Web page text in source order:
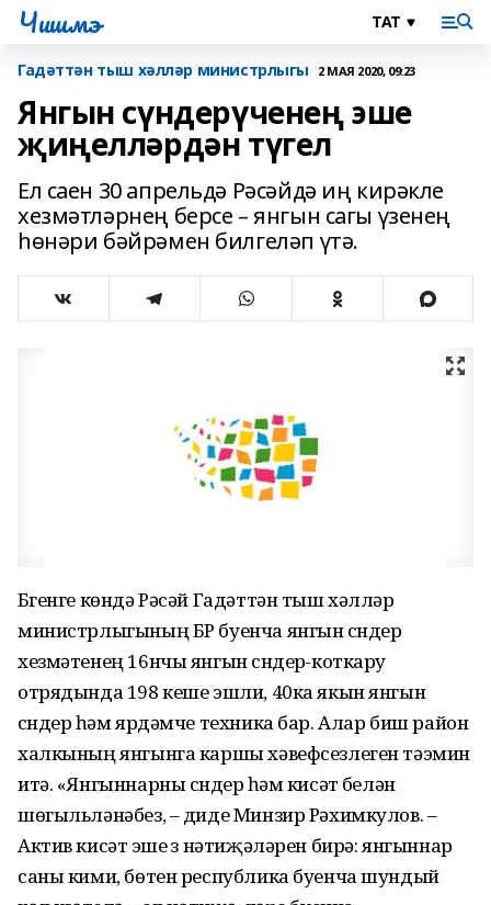
Чишмэ
Гадәттән тыш хәлләр министрлыгы 2 МАЯ 2020, 09:23
Янгын сүндерүченең эше
җиңелләрдән түгел
Ел саен 30 апрельдә Рәсәйдә иң кирәкле
хезмәтләрнең берсе – янгын сагы үзенең
һөнәри бәйрәмен билгеләп үтә.
Бүгенге көндә Рәсәй Гадәттән тыш хәлләр
министрлыгының БР буенча янгын сүндерү
хезмәтенең 16нчы янгын сүндерү-коткару
отрядында 198 кеше эшли, 40ка якын янгын
сүндерү һәм ярдәмче техника бар. Алар биш район
халкының янгынга каршы хәвефсезлеген тәэмин
итә. «Янгыннарны сүндерү һәм кисәтү белән
шөгыльләнәбез, – диде Минзир Рәхимкулов. –
Актив кисәтү эше үз нәтиҗәләрен бирә: янгыннар
саны кими, бөтен республика буенча шундый